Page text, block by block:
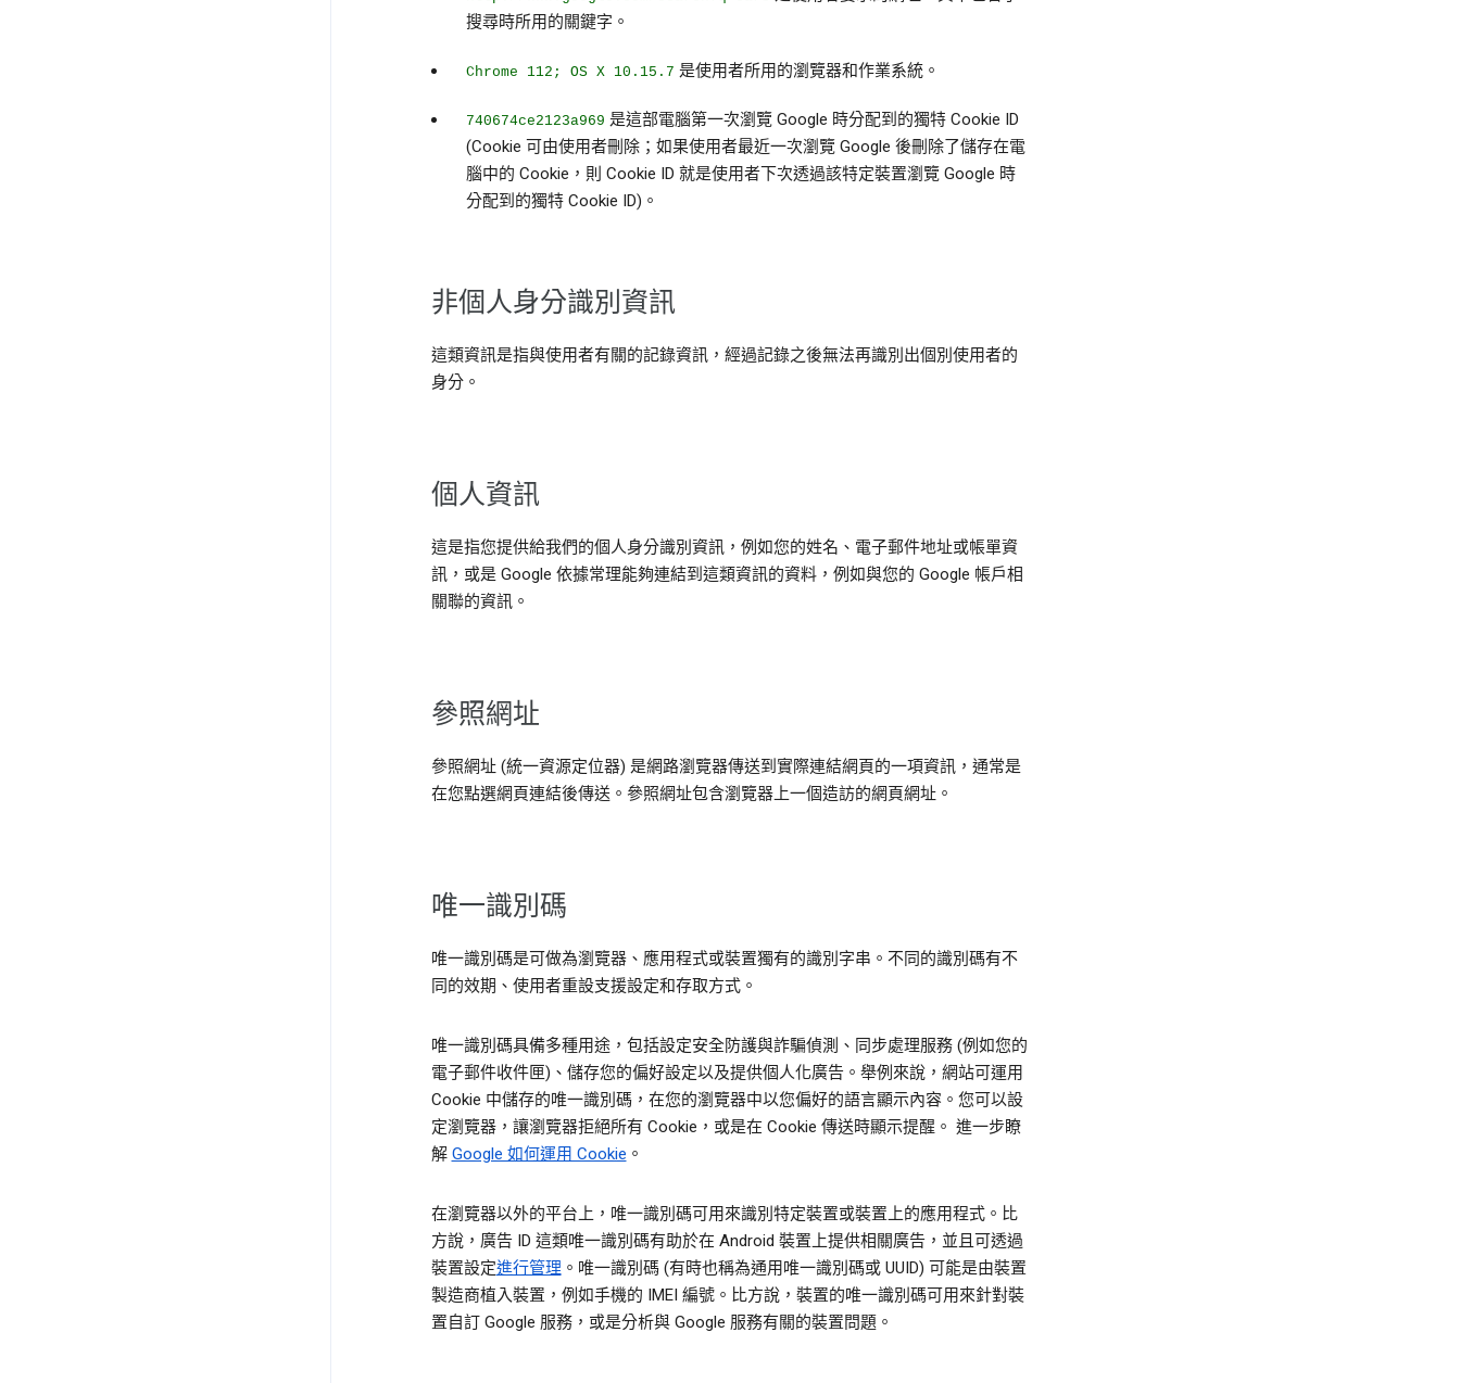
搜尋時所用的關鍵字。
Chrome 112; OS X 10.15.7 是使用者所用的瀏覽器和作業系統。
740674ce2123a969 是這部電腦第一次瀏覽 Google 時分配到的獨特 Cookie ID
(Cookie 可由使用者刪除；如果使用者最近一次瀏覽 Google 後刪除了儲存在電
腦中的 Cookie，則 Cookie ID 就是使用者下次透過該特定裝置瀏覽 Google 時
分配到的獨特 Cookie ID)。
非個人身分識別資訊
這類資訊是指與使用者有關的記錄資訊，經過記錄之後無法再識別出個別使用者的
身分。
個人資訊
這是指您提供給我們的個人身分識別資訊，例如您的姓名、電子郵件地址或帳單資
訊，或是 Google 依據常理能夠連結到這類資訊的資料，例如與您的 Google 帳戶相
關聯的資訊。
參照網址
參照網址 (統一資源定位器) 是網路瀏覽器傳送到實際連結網頁的一項資訊，通常是
在您點選網頁連結後傳送。參照網址包含瀏覽器上一個造訪的網頁網址。
唯一識別碼
唯一識別碼是可做為瀏覽器、應用程式或裝置獨有的識別字串。不同的識別碼有不
同的效期、使用者重設支援設定和存取方式。
唯一識別碼具備多種用途，包括設定安全防護與詐騙偵測、同步處理服務 (例如您的
電子郵件收件匣)、儲存您的偏好設定以及提供個人化廣告。舉例來說，網站可運用
Cookie 中儲存的唯一識別碼，在您的瀏覽器中以您偏好的語言顯示內容。您可以設
定瀏覽器，讓瀏覽器拒絕所有 Cookie，或是在 Cookie 傳送時顯示提醒。 進一步瞭
解 Google 如何運用 Cookie 。
在瀏覽器以外的平台上，唯一識別碼可用來識別特定裝置或裝置上的應用程式。比
方說，廣告 ID 這類唯一識別碼有助於在 Android 裝置上提供相關廣告，並且可透過
裝置設定進行管理 。唯一識別碼 (有時也稱為通用唯一識別碼或 UUID) 可能是由裝置
製造商植入裝置，例如手機的 IMEI 編號。比方說，裝置的唯一識別碼可用來針對裝
置自訂 Google 服務，或是分析與 Google 服務有關的裝置問題。